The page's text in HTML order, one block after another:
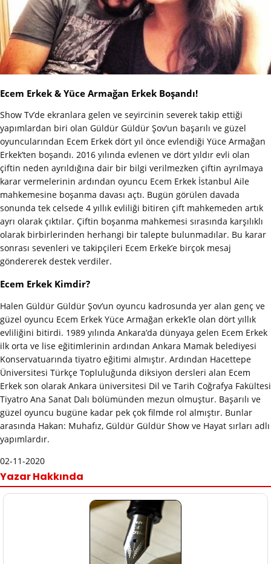
Ecem Erkek & Yüce Armağan Erkek Boşandı!
Show Tv’de ekranlara gelen ve seyircinin severek takip ettiği
yapımlardan biri olan Güldür Güldür Şov’un başarılı ve güzel
oyuncularından Ecem Erkek dört yıl önce evlendiği Yüce Armağan
Erkek’ten boşandı. 2016 yılında evlenen ve dört yıldır evli olan
çiftin neden ayrıldığına dair bir bilgi verilmezken çiftin ayrılmaya
karar vermelerinin ardından oyuncu Ecem Erkek İstanbul Aile
mahkemesine boşanma davası açtı. Bugün görülen davada
sonunda tek celsede 4 yıllık evliliği bitiren çift mahkemeden artık
ayrı olarak çıktılar. Çiftin boşanma mahkemesi sırasında karşılıklı
olarak birbirlerinden herhangi bir talepte bulunmadılar. Bu karar
sonrası sevenleri ve takipçileri Ecem Erkek’e birçok mesaj
göndererek destek verdiler.
Ecem Erkek Kimdir?
Halen Güldür Güldür Şov’un oyuncu kadrosunda yer alan genç ve
güzel oyuncu Ecem Erkek Yüce Armağan erkek’le olan dört yıllık
evliliğini bitirdi. 1989 yılında Ankara’da dünyaya gelen Ecem Erkek
ilk orta ve lise eğitimlerinin ardından Ankara Mamak belediyesi
Konservatuarında tiyatro eğitimi almıştır. Ardından Hacettepe
Üniversitesi Türkçe Topluluğunda diksiyon dersleri alan Ecem
Erkek son olarak Ankara üniversitesi Dil ve Tarih Coğrafya Fakültesi
Tiyatro Ana Sanat Dalı bölümünden mezun olmuştur. Başarılı ve
güzel oyuncu bugüne kadar pek çok filmde rol almıştır. Bunlar
arasında Hakan: Muhafız, Güldür Güldür Show ve Hayat sırları adlı
yapımlardır.
02-11-2020
Yazar Hakkında